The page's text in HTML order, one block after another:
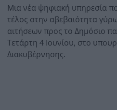
Μια νέα ψηφιακή υπηρεσία
τέλος στην αβεβαιότητα
αιτήσεων προς το Δημόσιο
Τετάρτη 4 Ιουνίου, στο
Διακυβέρνησης.